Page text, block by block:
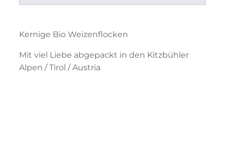
Kernige Bio Weizenflocken
Mit viel Liebe abgepackt in den Kitzbühler
Alpen / Tirol / Austria